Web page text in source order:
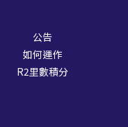
公告
如何運作
R2里數積分